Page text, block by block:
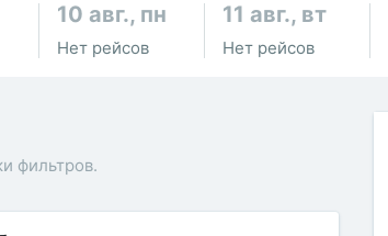
10 авг., пн
Нет рейсов
11 авг., вт
Нет рейсов
фильтров.